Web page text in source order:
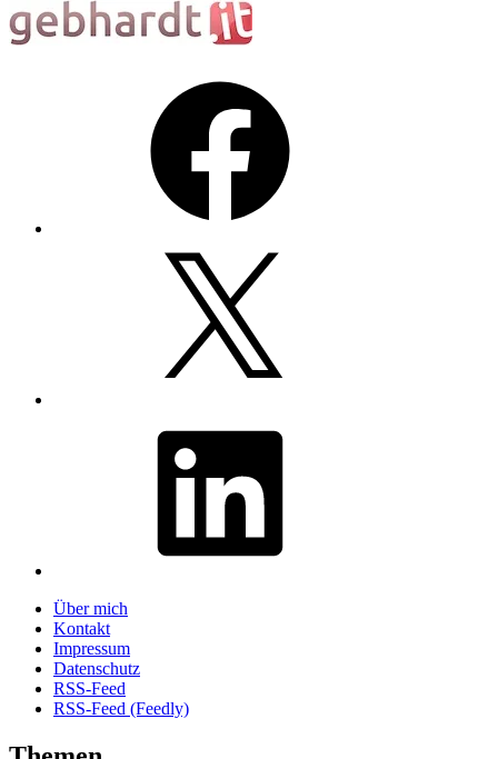
Über mich
Kontakt
Impressum
Datenschutz
RSS-Feed
RSS-Feed (Feedly)